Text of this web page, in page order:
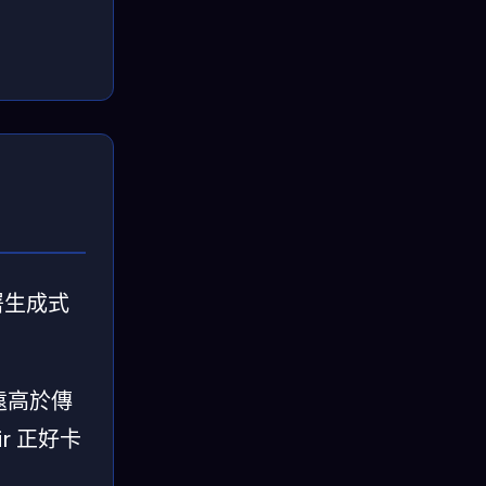
成式
高於傳
正好卡